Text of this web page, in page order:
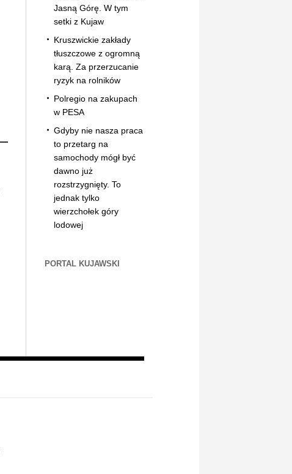
Jasną Górę. W tym
setki z Kujaw
Kruszwickie zakłady
tłuszczowe z ogromną
karą. Za przerzucanie
ryzyk na rolników
Polregio na zakupach
w PESA
Gdyby nie nasza praca
to przetarg na
samochody mógł być
dawno już
rozstrzygnięty. To
jednak tylko
wierzchołek góry
lodowej
PORTAL KUJAWSKI